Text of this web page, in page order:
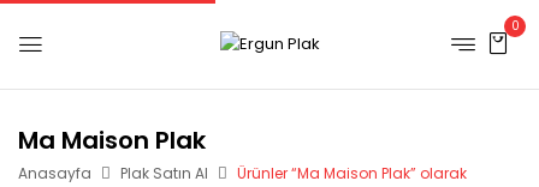
0
Ma Maison Plak
Anasayfa Plak Satın Al
Ürünler “Ma Maison Plak” olarak